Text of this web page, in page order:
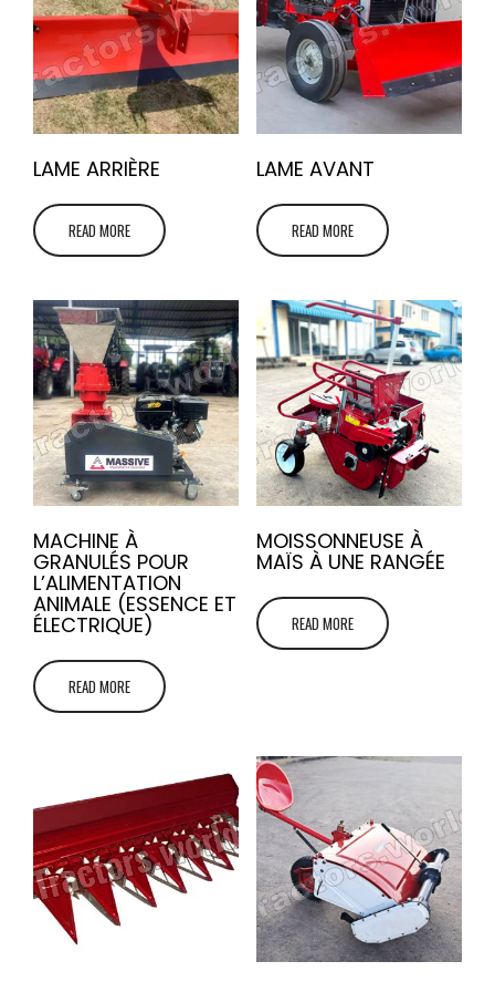
LAME ARRIÈRE
READ MORE
LAME AVANT
READ MORE
MACHINE À
GRANULÉS POUR
L’ALIMENTATION
ANIMALE (ESSENCE ET
ÉLECTRIQUE)
READ MORE
MOISSONNEUSE À
MAÏS À UNE RANGÉE
READ MORE